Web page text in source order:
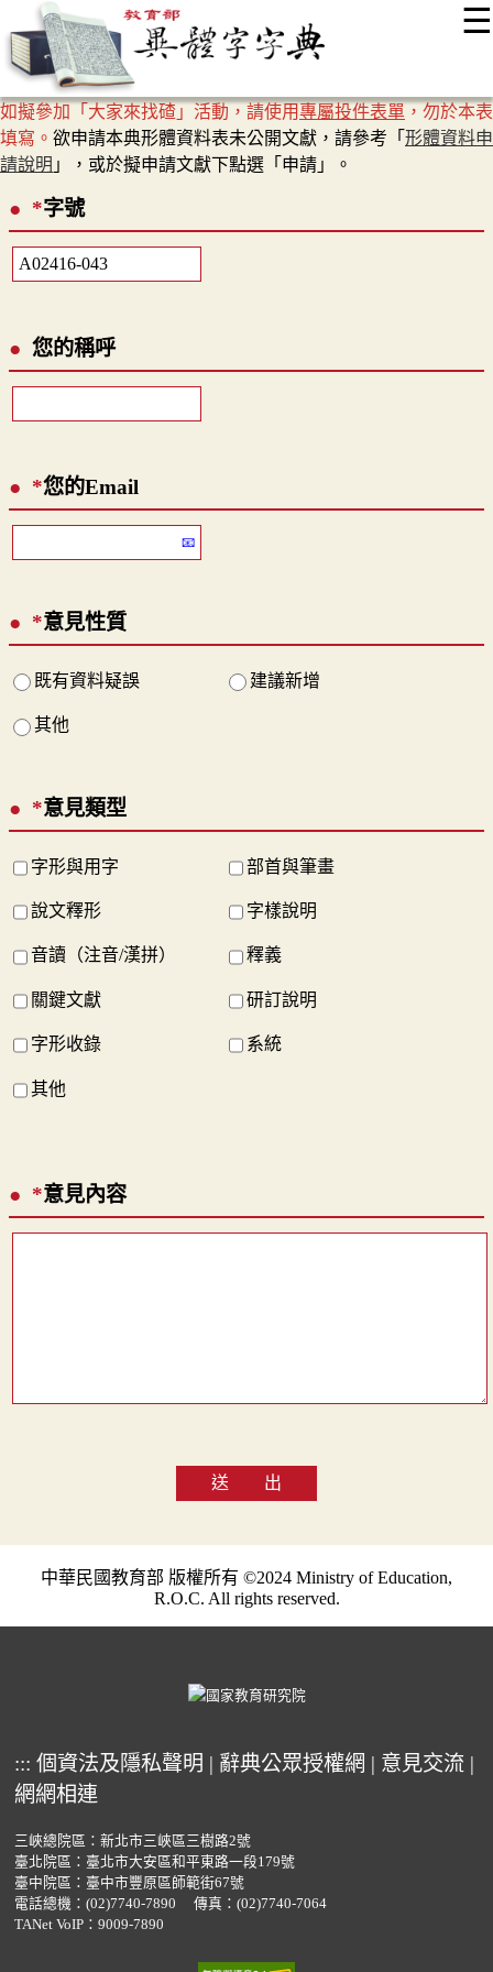
☰
最新消息
顯示模式
網站導覽 EN
如擬參加「大家來找碴」活動，請使用專屬投件表單 ，勿於本表
填寫。 欲申請本典形體資料表未公開文獻，請參考「 形體資料申
請說明 」，或於擬申請文獻下點選「申請」。
*字號
您的稱呼
*您的Email
*意見性質
既有資料疑誤 建議新增
其他
*意見類型
字形與用字 部首與筆畫
說文釋形 字樣說明
音讀（注音/漢拼） 釋義
關鍵文獻 研訂說明
字形收錄 系統
其他
*意見內容
送 出
中華民國教育部 版權所有 ©2024 Ministry of Education,
R.O.C. All rights reserved.
::: 個資法及隱私聲明 | 辭典公眾授權網 | 意見交流 |
網網相連
三峽總院區：新北市三峽區三樹路2號
臺北院區：臺北市大安區和平東路一段179號
臺中院區：臺中市豐原區師範街67號
電話總機： (02)7740-7890
傳真：(02)7740-7064
TANet VoIP：9009-7890